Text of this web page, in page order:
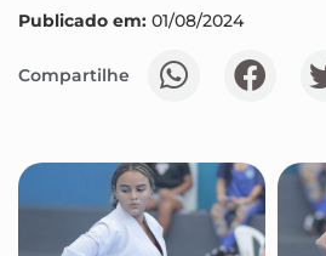
Publicado em: 01/08/2024
Compartilhe